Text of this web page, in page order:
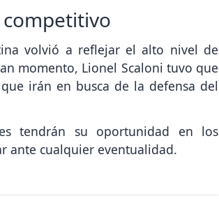
volvió a reflejar el alto nivel de
momento, Lionel Scaloni tuvo que
irán en busca de la defensa del
tendrán su oportunidad en los
ante cualquier eventualidad.